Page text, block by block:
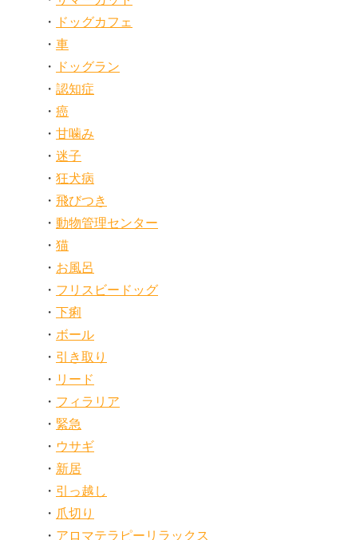
ドッグカフェ
車
ドッグラン
認知症
癌
甘噛み
迷子
狂犬病
飛びつき
動物管理センター
猫
お風呂
フリスビードッグ
下痢
ボール
引き取り
リード
フィラリア
緊急
ウサギ
新居
引っ越し
爪切り
アロマテラピーリラックス